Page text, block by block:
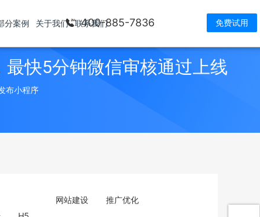
400-885-7836 免费试用
分案例 关于我们 联系我们
快5分钟微信审核通过上线
布小程序
网站建设 推广优化